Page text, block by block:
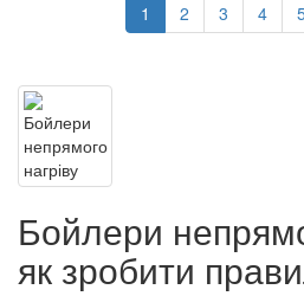
1 2 3 4
Бойлери
як зробити